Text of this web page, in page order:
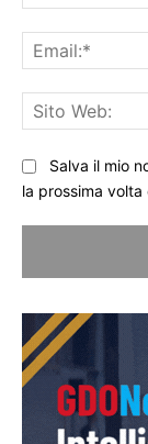
Salva il mio
la prossima